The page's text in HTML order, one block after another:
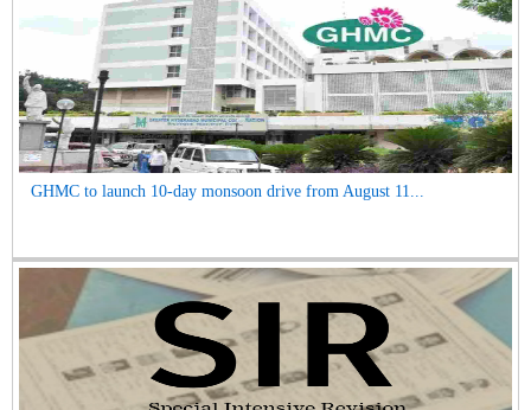
GHMC to launch 10-day monsoon drive from August 11...